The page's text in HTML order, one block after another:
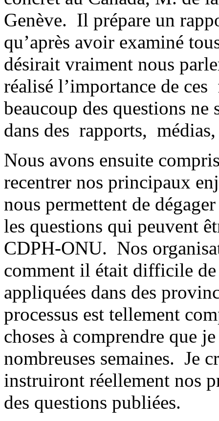
Genève. Il prépare un
qu’après avoir examiné
désirait vraiment nous
réalisé l’importance de
beaucoup des questions
dans des rapports,
Nous avons ensuite
recentrer nos principaux
nous permettent de
les questions qui peuvent
CDPH-ONU. Nos
comment il était difficile
appliquées dans des
processus est tellement
choses à comprendre que
nombreuses semaines. Je
instruiront réellement nos
des questions publiées.